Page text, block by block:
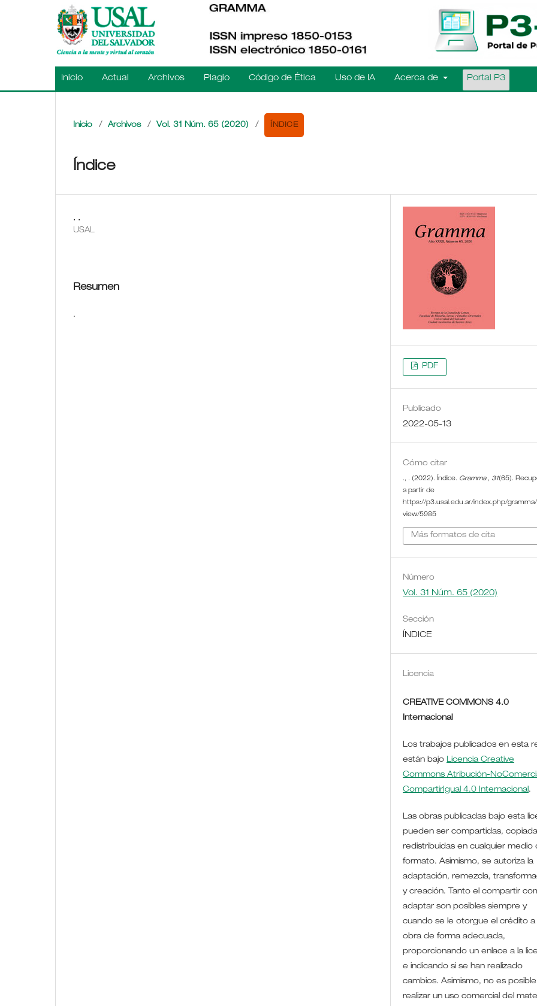
Inicio Actual Archivos Plagio Código de Ética Uso de IA Acerca de Portal P3
Inicio / Archivos / Vol. 31 Núm. 65 (2020) / ÍNDICE
Índice
. .
USAL
Resumen
.
PDF
Publicado
2022-05-13
Cómo citar
., . (2022). Índice. Gramma , 31(65).
a partir de
https://p3.usal.edu.ar/index.php/
view/5985
Más formatos de cita
Número
Vol. 31 Núm. 65 (2020)
Sección
ÍNDICE
Licencia
CREATIVE COMMONS 4.0
Internacional
Los trabajos publicados en esta
están bajoLicencia Creative
Commons Atribución-
CompartirIgual 4.0 Internacional.
Las obras publicadas bajo esta
pueden ser compartidas,
redistribuidas en cualquier medio
formato. Asimismo, se autoriza la
adaptación, remezcla,
y creación. Tanto el compartir
adaptar son posibles siempre y
cuando se le otorgue el crédito a
obra de forma adecuada,
proporcionando un enlace a la
e indicando si se han realizado
cambios. Asimismo, no es posible
realizar un uso comercial del